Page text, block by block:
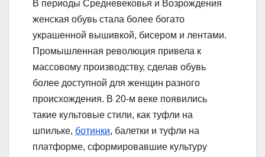
В периоды Средневековья и Возрождения
женская обувь стала более богато
украшенной вышивкой, бисером и лентами.
Промышленная революция привела к
массовому производству, сделав обувь
более доступной для женщин разного
происхождения. В 20-м веке появились
такие культовые стили, как туфли на
шпильке, ботинки, балетки и туфли на
платформе, сформировавшие культуру